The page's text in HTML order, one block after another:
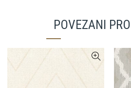
POVEZANI